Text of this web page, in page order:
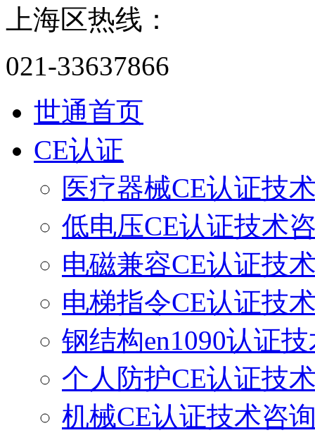
上海区热线：
021-33637866
世通首页
CE认证
医疗器械CE认证技
低电压CE认证技术
电磁兼容CE认证技
电梯指令CE认证技
钢结构en1090认证
个人防护CE认证技
机械CE认证技术咨